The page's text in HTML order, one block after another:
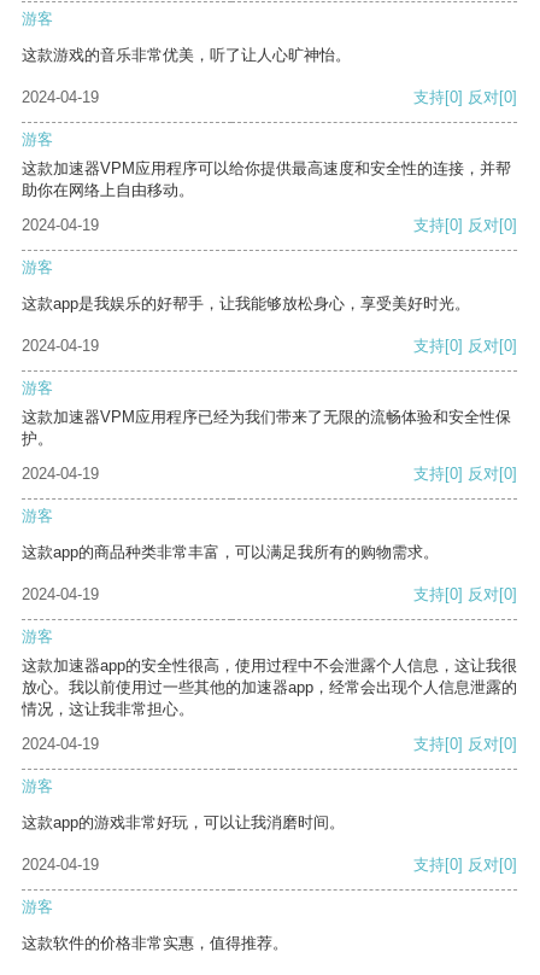
游客
这款游戏的音乐非常优美，听了让人心旷神怡。
2024-04-19 支持[0] 反对[0]
游客
这款加速器VPM应用程序可以给你提供最高速度和安全性的连接，并帮
助你在网络上自由移动。
2024-04-19
支持[0] 反对[0]
游客
这款app是我娱乐的好帮手，让我能够放松身心，享受美好时光。
2024-04-19 支持[0] 反对[0]
游客
这款加速器VPM应用程序已经为我们带来了无限的流畅体验和安全性保
护。
2024-04-19
支持[0] 反对[0]
游客
这款app的商品种类非常丰富，可以满足我所有的购物需求。
2024-04-19 支持[0] 反对[0]
游客
这款加速器app的安全性很高，使用过程中不会泄露个人信息，这让我很
放心。我以前使用过一些其他的加速器app，经常会出现个人信息泄露的
情况，这让我非常担心。
2024-04-19
支持[0] 反对[0]
游客
这款app的游戏非常好玩，可以让我消磨时间。
2024-04-19 支持[0] 反对[0]
游客
这款软件的价格非常实惠，值得推荐。